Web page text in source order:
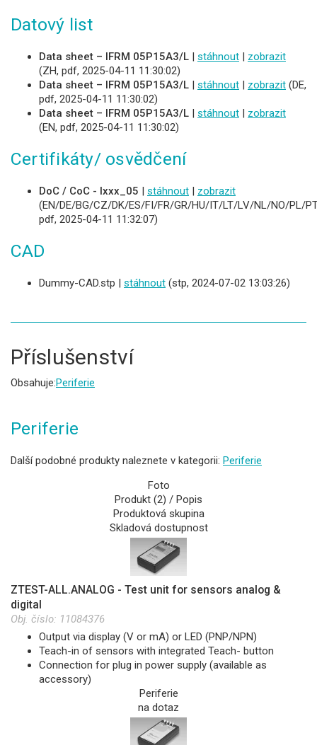
Datový list
Data sheet – IFRM 05P15A3/L | stáhnout | zobrazit
(ZH, pdf, 2025-04-11 11:30:02)
Data sheet – IFRM 05P15A3/L | stáhnout | zobrazit (DE,
pdf, 2025-04-11 11:30:02)
Data sheet – IFRM 05P15A3/L | stáhnout | zobrazit
(EN, pdf, 2025-04-11 11:30:02)
Certifikáty/ osvědčení
DoC / CoC - Ixxx_05 | stáhnout | zobrazit
(EN/DE/BG/CZ/DK/ES/FI/FR/GR/HU/IT/LT/LV/NL/NO/PL/
pdf, 2025-04-11 11:32:07)
CAD
Dummy-CAD.stp | stáhnout (stp, 2024-07-02 13:03:26)
Příslušenství
Obsahuje:Periferie
Periferie
Další podobné produkty naleznete v kategorii: Periferie
Foto
Produkt (2) / Popis
Produktová skupina
Skladová dostupnost
ZTEST-ALL.ANALOG - Test unit for sensors analog &
digital
Obj. číslo: 11084376
Output via display (V or mA) or LED (PNP/NPN)
Teach-in of sensors with integrated Teach- button
Connection for plug in power supply (available as
accessory)
Periferie
na dotaz